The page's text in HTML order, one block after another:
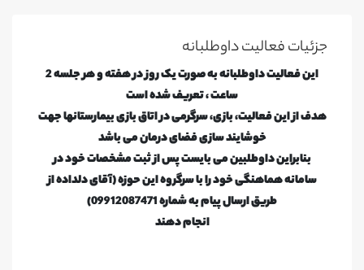
جزئیات فعالیت‌ داوطلبانه
این فعالیت داوطلبانه به صورت یک روز در هفته و هر جلسه 2
ساعت ، تعریف شده است
هدف از این فعالیت، بازی، سرگرمی در اتاق بازی بیمارستانها جهت
خوشایند سازی فضای درمان می باشد
بنابراین داوطلبین می بایست پس از ثبت مشخصات خود در
سامانه هماهنگی خود را با سرگروه این حوزه (آقای دلداده از
طریق ارسال پیام به شماره 09912087471)
انجام دهند